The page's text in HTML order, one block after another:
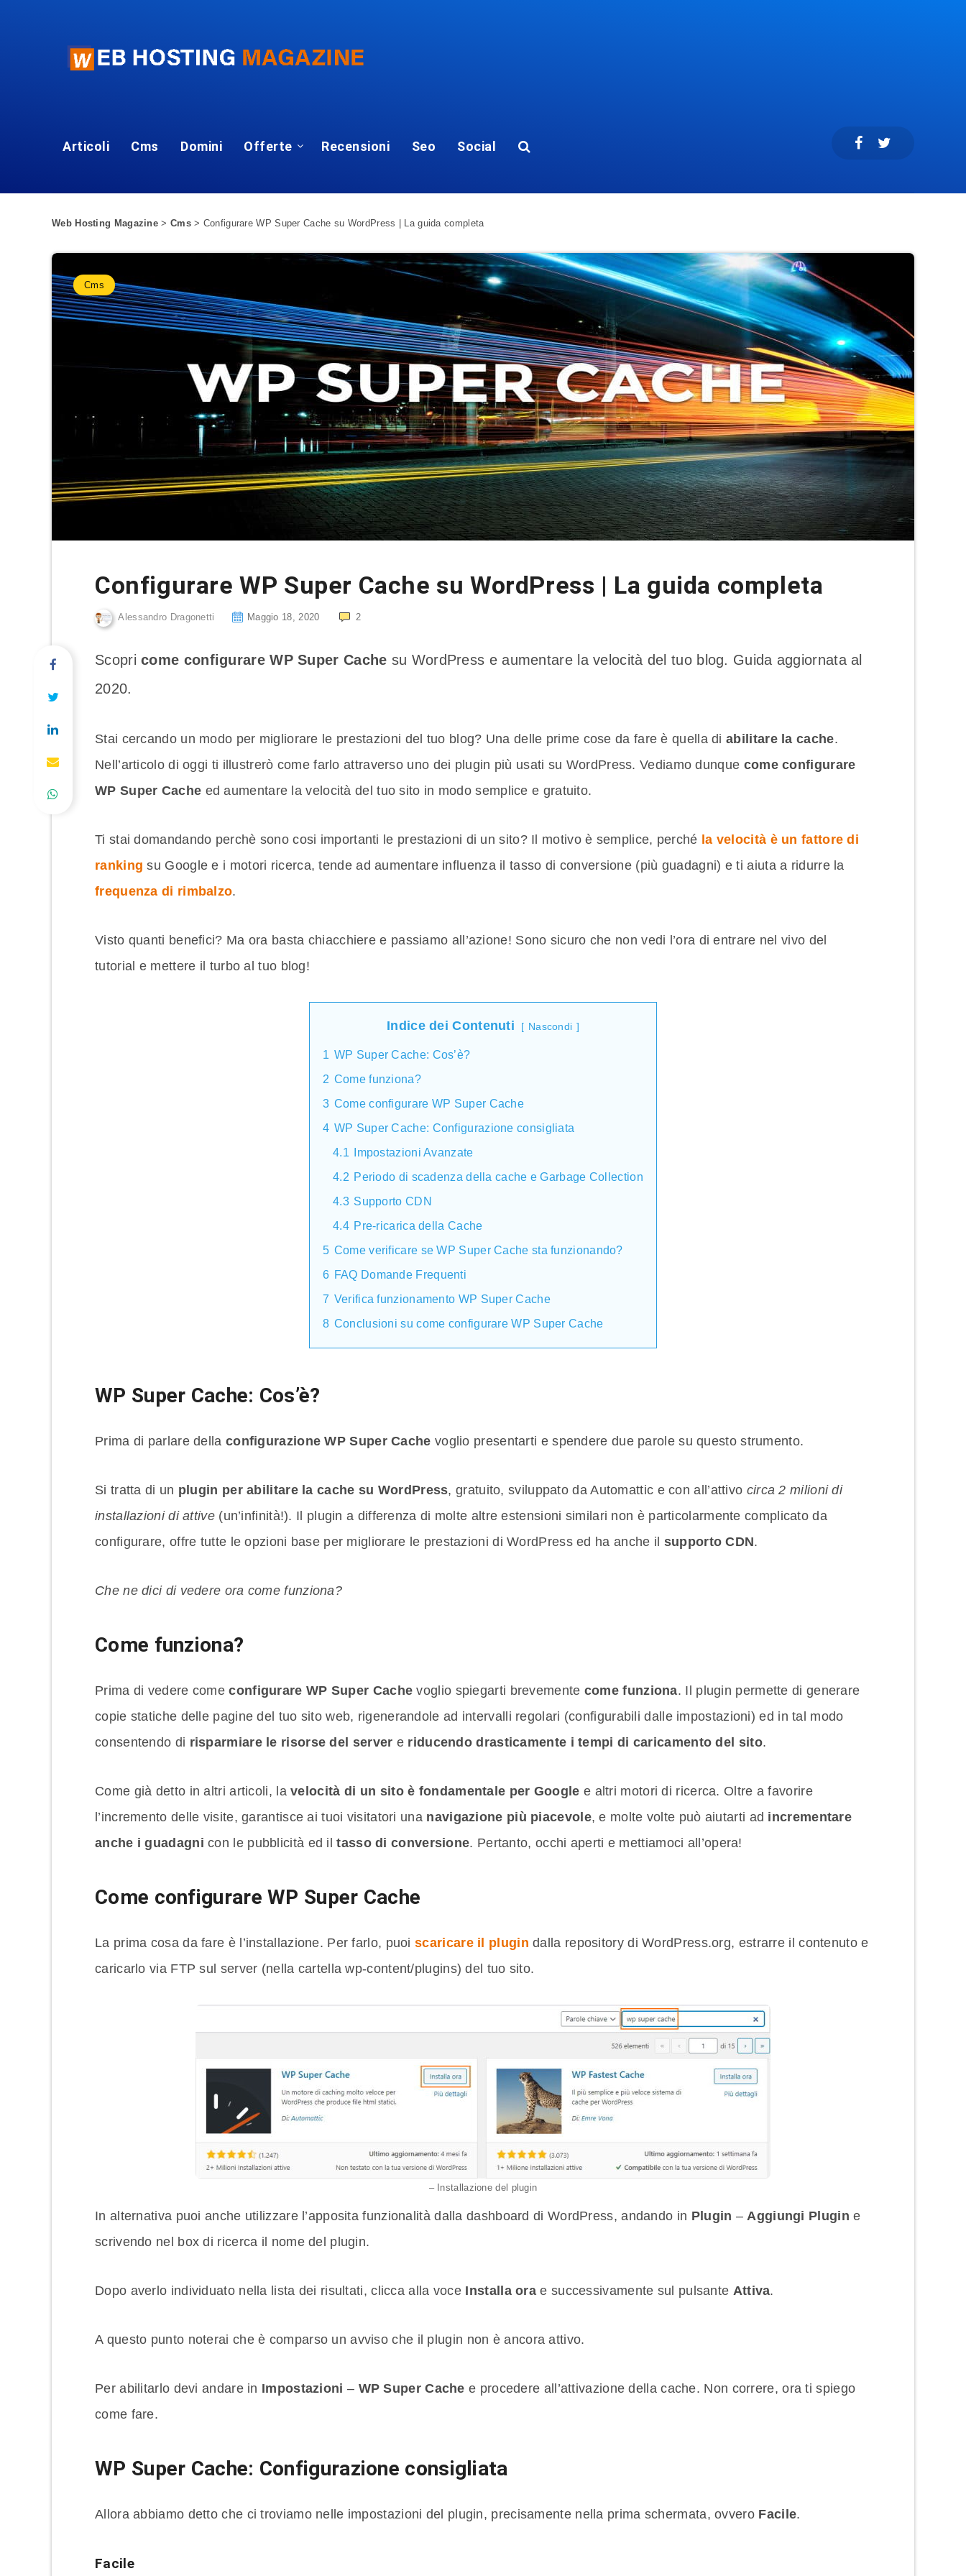
Articoli Cms Domini Offerte Recensioni Seo Social
Web Hosting Magazine > Cms> Configurare WP Super Cache su WordPress | La guida completa
Cms
Configurare WP Super Cache su WordPress | La guida completa
Alessandro Dragonetti Maggio 18, 2020 2
Scopricome configurare WP Super Cache su WordPress e aumentare la velocità del tuo blog. Guida aggiornata al
2020.
Stai cercando un modo per migliorare le prestazioni del tuo blog? Una delle prime cose da fare è quella diabilitare la cache.
Nell’articolo di oggi ti illustrerò come farlo attraverso uno dei plugin più usati su WordPress. Vediamo dunque come configurare
WP Super Cache ed aumentare la velocità del tuo sito in modo semplice e gratuito.
Ti stai domandando perchè sono cosi importanti le prestazioni di un sito? Il motivo è semplice, perché la velocità è un fattore di
rankingsu Google e i motori ricerca, tende ad aumentare influenza il tasso di conversione (più guadagni) e ti aiuta a ridurre la
frequenza di rimbalzo.
Visto quanti benefici? Ma ora basta chiacchiere e passiamo all’azione! Sono sicuro che non vedi l’ora di entrare nel vivo del
tutorial e mettere il turbo al tuo blog!
Indice dei Contenuti Nascondi
1 WP Super Cache: Cos’è?
2 Come funziona?
3 Come configurare WP Super Cache
4 WP Super Cache: Configurazione consigliata
4.1 Impostazioni Avanzate
4.2 Periodo di scadenza della cache e Garbage Collection
4.3 Supporto CDN
4.4 Pre-ricarica della Cache
5 Come verificare se WP Super Cache sta funzionando?
6 FAQ Domande Frequenti
7 Verifica funzionamento WP Super Cache
8 Conclusioni su come configurare WP Super Cache
WP Super Cache: Cos’è?
Prima di parlare della configurazione WP Super Cache voglio presentarti e spendere due parole su questo strumento.
Si tratta di un plugin per abilitare la cache su WordPress, gratuito, sviluppato da Automattic e con all’attivo circa 2 milioni di
installazioni di attive(un’infinità!). Il plugin a differenza di molte altre estensioni similari non è particolarmente complicato da
configurare, offre tutte le opzioni base per migliorare le prestazioni di WordPress ed ha anche il supporto CDN.
Che ne dici di vedere ora come funziona?
Come funziona?
Prima di vedere comeconfigurare WP Super Cache voglio spiegarti brevemente come funziona. Il plugin permette di generare
copie statiche delle pagine del tuo sito web, rigenerandole ad intervalli regolari (configurabili dalle impostazioni) ed in tal modo
consentendo di risparmiare le risorse del server e riducendo drasticamente i tempi di caricamento del sito.
Come già detto in altri articoli, lavelocità di un sito è fondamentale per Google e altri motori di ricerca. Oltre a favorire
l’incremento delle visite, garantisce ai tuoi visitatori una navigazione più piacevole, e molte volte può aiutarti ad incrementare
anche i guadagnicon le pubblicità ed iltasso di conversione. Pertanto, occhi aperti e mettiamoci all’opera!
Come configurare WP Super Cache
La prima cosa da fare è l’installazione. Per farlo, puoiscaricare il plugin dalla repository di WordPress.org, estrarre il contenuto e
caricarlo via FTP sul server (nella cartella wp-content/plugins) del tuo sito.
– Installazione del plugin
In alternativa puoi anche utilizzare l’apposita funzionalità dalla dashboard di WordPress, andando in Plugin – Aggiungi Plugin e
scrivendo nel box di ricerca il nome del plugin.
Dopo averlo individuato nella lista dei risultati, clicca alla voce Installa ora e successivamente sul pulsante Attiva.
A questo punto noterai che è comparso un avviso che il plugin non è ancora attivo.
Per abilitarlo devi andare in Impostazioni – WP Super Cache e procedere all’attivazione della cache. Non correre, ora ti spiego
come fare.
WP Super Cache: Configurazione consigliata
Allora abbiamo detto che ci troviamo nelle impostazioni del plugin, precisamente nella prima schermata, ovvero Facile.
Facile